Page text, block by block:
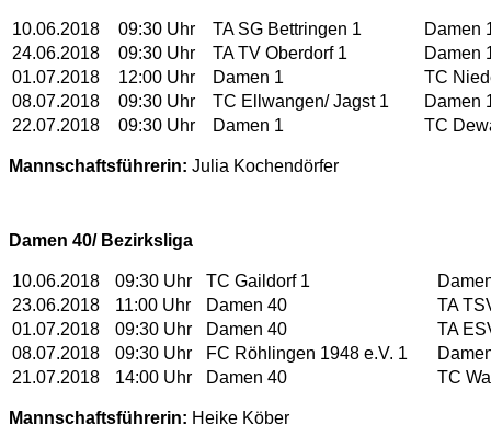
10.06.2018 09:30 Uhr TA SG Bettringen 1
Damen
24.06.2018
09:30 Uhr TA TV Oberdorf 1
Damen
01.07.2018
12:00 Uhr Damen 1
TC
08.07.2018
09:30 Uhr TC Ellwangen/ Jagst 1
Damen
22.07.2018
09:30 Uhr Damen 1 TC
Mannschaftsführerin: Julia Kochendörfer
Damen 40/ Bezirksliga
10.06.2018 09:30 Uhr TC Gaildorf 1
23.06.2018
11:00 Uhr Damen 40
TA
01.07.2018
09:30 Uhr Damen 40
TA
08.07.2018
09:30 Uhr FC Röhlingen 1948 e.V. 1
21.07.2018
14:00 Uhr Damen 40 TC
Mannschaftsführerin: Heike Köber